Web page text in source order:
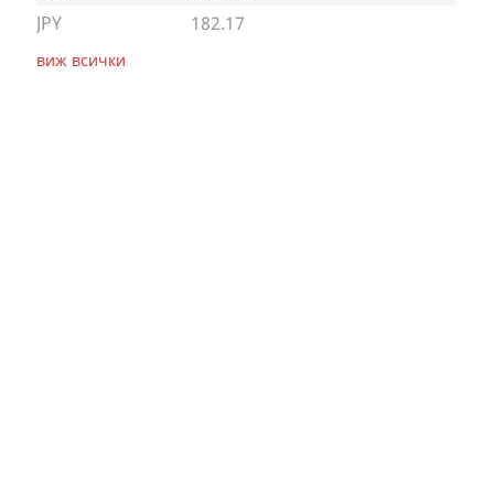
JPY
182.17
виж всички